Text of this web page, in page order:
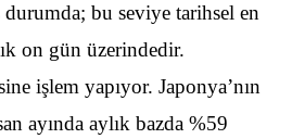
bu seviye tarihsel en
on gün üzerindedir.
işlem yapıyor. Japonya’nın
ayında aylık bazda %59